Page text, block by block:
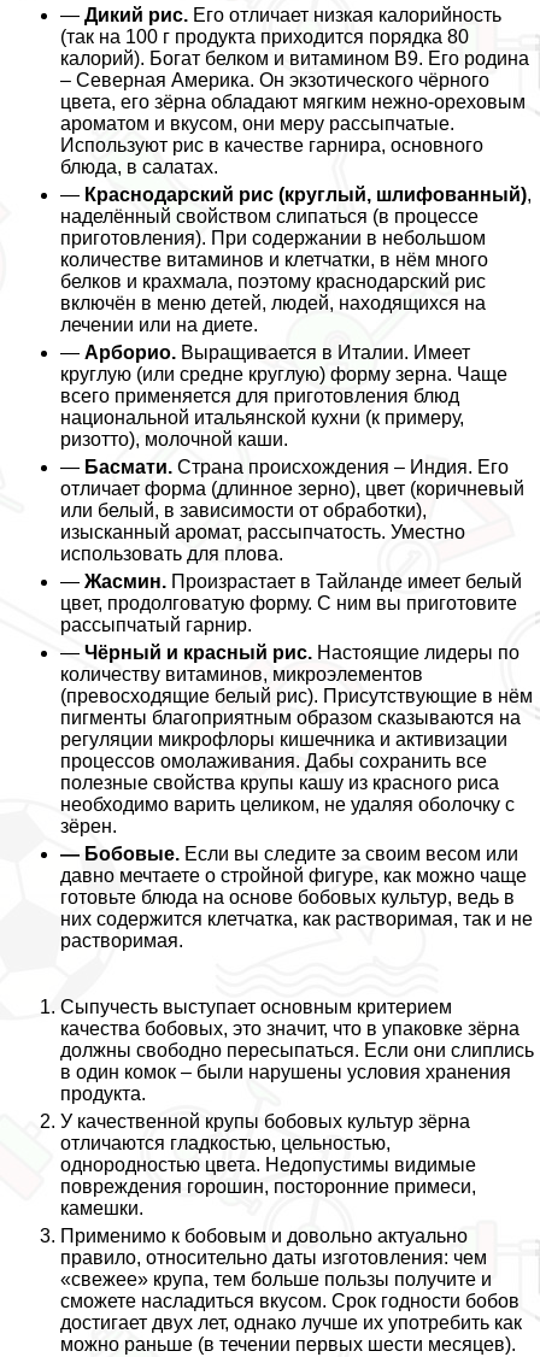
— Дикий рис. Его отличает низкая калорийность
(так на 100 г продукта приходится порядка 80
калорий). Богат белком и витамином В9. Его родина
– Северная Америка. Он экзотического чёрного
цвета, его зёрна обладают мягким нежно-ореховым
ароматом и вкусом, они меру рассыпчатые.
Используют рис в качестве гарнира, основного
блюда, в салатах.
— Краснодарский рис (круглый, шлифованный),
наделённый свойством слипаться (в процессе
приготовления). При содержании в небольшом
количестве витаминов и клетчатки, в нём много
белков и крахмала, поэтому краснодарский рис
включён в меню детей, людей, находящихся на
лечении или на диете.
— Арборио. Выращивается в Италии. Имеет
круглую (или средне круглую) форму зерна. Чаще
всего применяется для приготовления блюд
национальной итальянской кухни (к примеру,
ризотто), молочной каши.
— Басмати. Страна происхождения – Индия. Его
отличает форма (длинное зерно), цвет (коричневый
или белый, в зависимости от обработки),
изысканный аромат, рассыпчатость. Уместно
использовать для плова.
— Жасмин. Произрастает в Тайланде имеет белый
цвет, продолговатую форму. С ним вы приготовите
рассыпчатый гарнир.
— Чёрный и красный рис. Настоящие лидеры по
количеству витаминов, микроэлементов
(превосходящие белый рис). Присутствующие в нём
пигменты благоприятным образом сказываются на
регуляции микрофлоры кишечника и активизации
процессов омолаживания. Дабы сохранить все
полезные свойства крупы кашу из красного риса
необходимо варить целиком, не удаляя оболочку с
зёрен.
— Бобовые. Если вы следите за своим весом или
давно мечтаете о стройной фигуре, как можно чаще
готовьте блюда на основе бобовых культур, ведь в
них содержится клетчатка, как растворимая, так и не
растворимая.
Сыпучесть выступает основным критерием
качества бобовых, это значит, что в упаковке зёрна
должны свободно пересыпаться. Если они слиплись
в один комок – были нарушены условия хранения
продукта.
У качественной крупы бобовых культур зёрна
отличаются гладкостью, цельностью,
однородностью цвета. Недопустимы видимые
повреждения горошин, посторонние примеси,
камешки.
Применимо к бобовым и довольно актуально
правило, относительно даты изготовления: чем
«свежее» крупа, тем больше пользы получите и
сможете насладиться вкусом. Срок годности бобов
достигает двух лет, однако лучше их употребить как
можно раньше (в течении первых шести месяцев).